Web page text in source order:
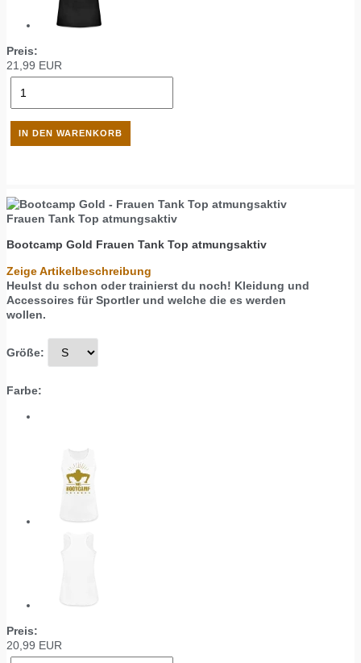
Preis:
21,99 EUR
Frauen Tank Top atmungsaktiv
Bootcamp Gold Frauen Tank Top atmungsaktiv
Zeige Artikelbeschreibung
Heulst du schon oder trainierst du noch! Kleidung und
Accessoires für Sportler und welche die es werden
wollen.
Größe:
Farbe:
Preis:
20,99 EUR